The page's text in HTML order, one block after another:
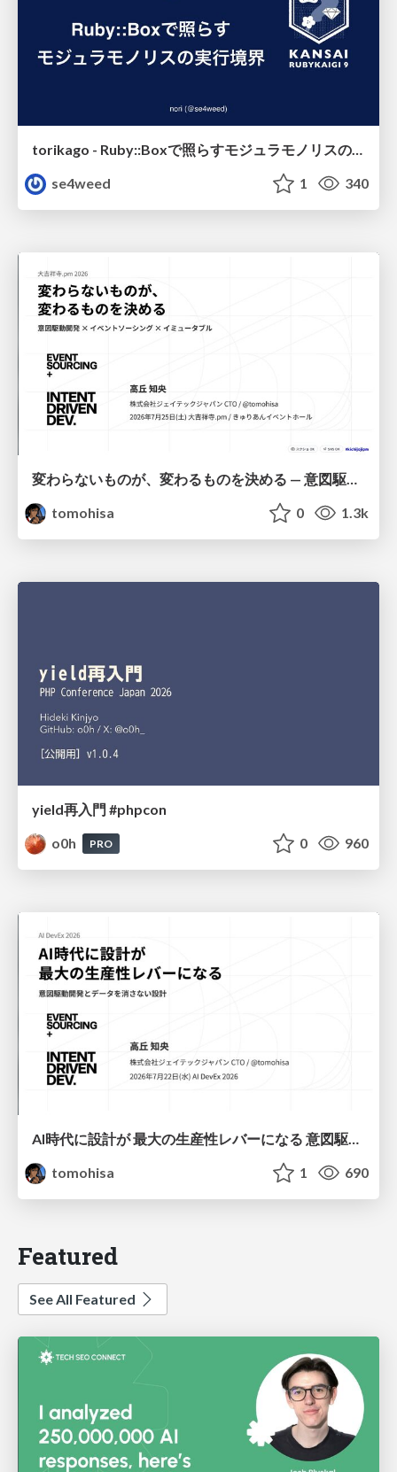
torikago - Ruby::Boxで照らすモジュラモノリスの実行境界
se4weed
1 340
変わらないものが、変わるものを決める — 意図駆動開発 × イベントソーシング × イミュータブル | What Doesn't Change Decides What Can — IDD × Event Sourcing × Immutability
tomohisa
0 1.3k
yield再入門 #phpcon
o0h
PRO 0 960
AI時代に設計が 最大の生産性レバーになる 意図駆動開発とデータを消さない設計｜Don't Delete Your Data or Your Intent — Design as the Deepest Lever in the AI Era
tomohisa
1 690
Featured
See All Featured